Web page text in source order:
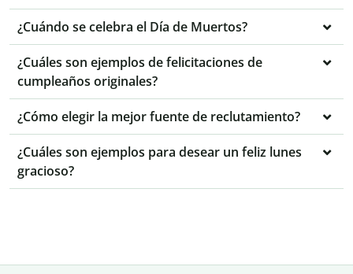
¿Cuándo se celebra el Día de Muertos?
¿Cuáles son ejemplos de felicitaciones de
cumpleaños originales?
¿Cómo elegir la mejor fuente de reclutamiento?
¿Cuáles son ejemplos para desear un feliz lunes
gracioso?